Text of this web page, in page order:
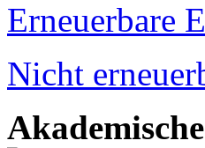
Erneuerbare
Nicht